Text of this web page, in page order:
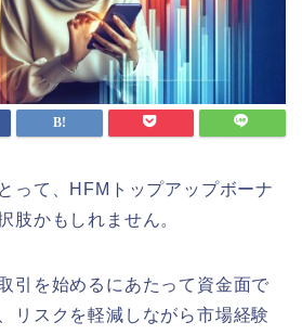
って、HFMトップアップボーナ
肢かもしれません。
引を始めるにあたって資金面で
リスクを軽減しながら市場経験